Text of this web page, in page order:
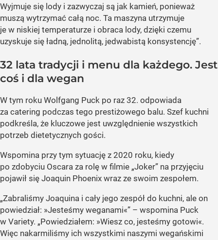
Wyjmuje się lody i zazwyczaj są jak kamień, ponieważ
muszą wytrzymać całą noc. Ta maszyna utrzymuje
je w niskiej temperaturze i obraca lody, dzięki czemu
uzyskuje się ładną, jednolitą, jedwabistą konsystencję”.
32 lata tradycji i menu dla każdego. Jest
coś i dla wegan
W tym roku Wolfgang Puck po raz 32. odpowiada
za catering podczas tego prestiżowego balu. Szef kuchni
podkreśla, że kluczowe jest uwzględnienie wszystkich
potrzeb dietetycznych gości.
Wspomina przy tym sytuację z 2020 roku, kiedy
po zdobyciu Oscara za rolę w filmie „Joker” na przyjęciu
pojawił się Joaquin Phoenix wraz ze swoim zespołem.
„Zabraliśmy Joaquina i cały jego zespół do kuchni, ale on
powiedział: »Jesteśmy weganami«” – wspomina Puck
w Variety. „Powiedziałem: »Wiesz co, jesteśmy gotowi«.
Więc nakarmiliśmy ich wszystkimi naszymi wegańskimi